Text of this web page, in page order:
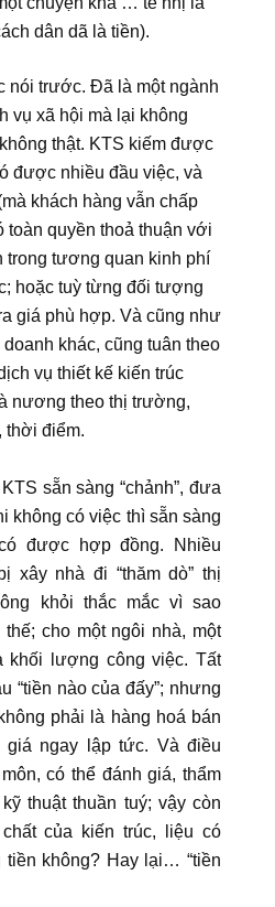
dân dã là tiền).
nói trước. Đã là một ngành
vụ xã hội mà lại không
thật. KTS kiếm được
được nhiều đầu việc, và
khách hàng vẫn chấp
toàn quyền thoả thuận với
trong tương quan kinh phí
hoặc tuỳ từng đối tượng
giá phù hợp. Và cũng như
khác, cũng tuân theo
vụ thiết kế kiến trúc
nương theo thị trường,
thời điểm.
sẵn sàng “chảnh”, đưa
không có việc thì sẵn sàng
được hợp đồng. Nhiều
xây nhà đi “thăm dò” thị
khỏi thắc mắc vì sao
cho một ngôi nhà, một
khối lượng công việc. Tất
“tiền nào của đấy”; nhưng
phải là hàng hoá bán
giá ngay lập tức. Và điều
có thể đánh giá, thẩm
thuật thuần tuý; vậy còn
của kiến trúc, liệu có
không? Hay lại… “tiền